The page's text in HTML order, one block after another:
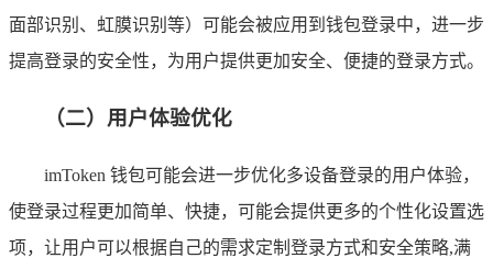
面部识别、虹膜识别等）可能会被应用到钱包登录中，进一步
提高登录的安全性，为用户提供更加安全、便捷的登录方式。
（二）用户体验优化
imToken 钱包可能会进一步优化多设备登录的用户体验，
使登录过程更加简单、快捷，可能会提供更多的个性化设置选
项，让用户可以根据自己的需求定制登录方式和安全策略,满